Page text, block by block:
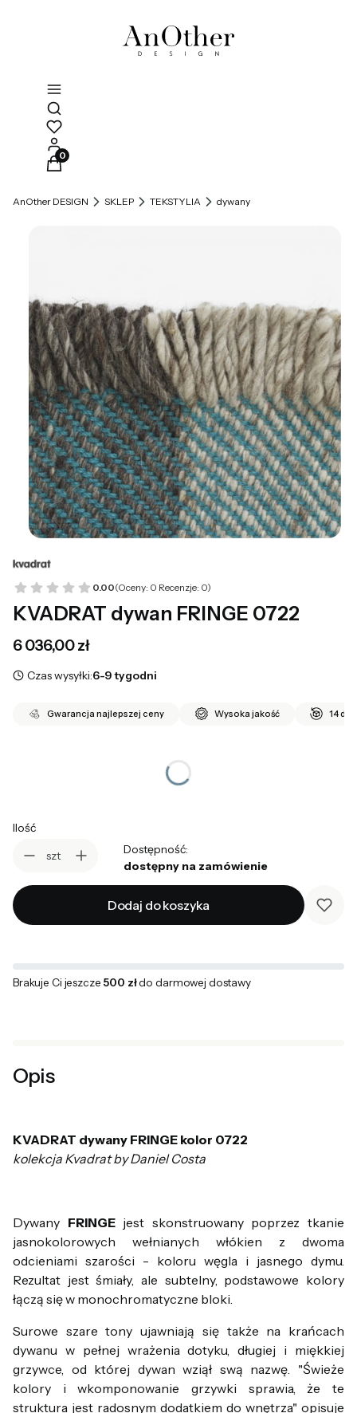
Otwórz wyszukiwarkę
Produkty w koszyku: 0. Zobacz szczegóły
AnOther DESIGN SKLEP TEKSTYLIA dywany
0.00(Oceny: 0 Recenzje: 0)
KVADRAT dywan FRINGE 0722
Cena
6 036,00 zł
Czas wysyłki:6-9 tygodni
Gwarancja najlepszej ceny Wysoka jakość 14 dni
Ilość
szt
Dostępność:
dostępny na zamówienie
Dodaj do koszyka
Brakuje Ci jeszcze 500 złdo darmowej dostawy
Opis
KVADRAT dywany FRINGE kolor 0722
kolekcja Kvadrat by Daniel Costa
Dywany FRINGEjest skonstruowany poprzez tkanie
jasnokolorowych wełnianych włókien z dwoma
odcieniami szarości - koloru węgla i jasnego dymu.
Rezultat jest śmiały, ale subtelny, podstawowe kolory
łączą się w monochromatyczne bloki.
Surowe szare tony ujawniają się także na krańcach
dywanu w pełnej wrażenia dotyku, długiej i miękkiej
grzywce, od której dywan wziął swą nazwę. "Świeże
kolory i wkomponowanie grzywki sprawia, że te
struktura jest radosnym dodatkiem do wnętrza" opisuje